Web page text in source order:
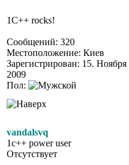
1C++ rocks!
Сообщений: 320
Местоположение: Киев
Зарегистрирован: 15. Ноября
2009
Пол:
vandalsvq
1c++ power user
Отсутствует